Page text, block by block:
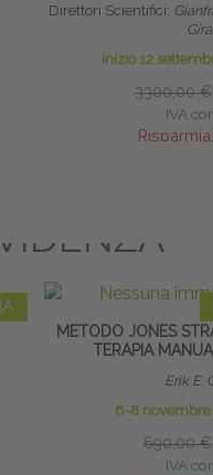
Direttori Scientifici:
inizio 12
3300,00 €
IVA
Risparmia:
saldando
METODO JONES
TERAPIA
Erik E.
6-8
690,00 €
IVA